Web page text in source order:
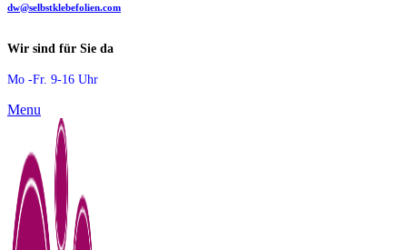
dw@selbstklebefolien.com
Wir sind für Sie da
Mo -Fr. 9-16 Uhr
Menu